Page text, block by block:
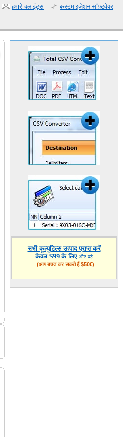
हमारे क्लाइंट्स कस्टमाइजेशन सॉफ़्टवेयर
सभी कूल्युटिल्स उत्पाद प्राप्त करें
केवल $99 के लिए और पढ़ें
(आप बचत कर सकते हैं $500)